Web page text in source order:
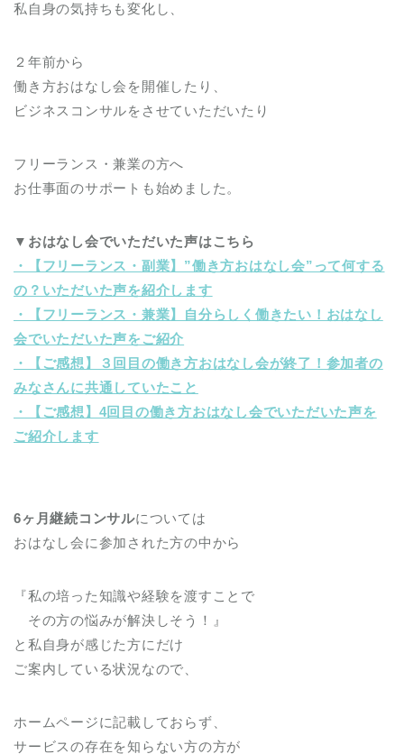
私自身の気持ちも変化し、
２年前から
働き方おはなし会を開催したり、
ビジネスコンサルをさせていただいたり
フリーランス・兼業の方へ
お仕事面のサポートも始めました。
▼おはなし会でいただいた声はこちら
・【フリーランス・副業】”働き方おはなし会”って何する
の？いただいた声を紹介します
・【フリーランス・兼業】自分らしく働きたい！おはなし
会でいただいた声をご紹介
・【ご感想】３回目の働き方おはなし会が終了！参加者の
みなさんに共通していたこと
・【ご感想】4回目の働き方おはなし会でいただいた声を
ご紹介します
6ヶ月継続コンサルについては
おはなし会に参加された方の中から
『私の培った知識や経験を渡すことで
その方の悩みが解決しそう！』
と私自身が感じた方にだけ
ご案内している状況なので、
ホームページに記載しておらず、
サービスの存在を知らない方の方が